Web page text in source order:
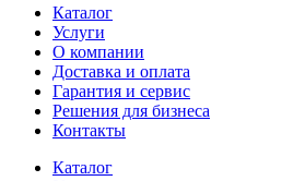
Каталог
Услуги
О компании
Доставка и оплата
Гарантия и сервис
Решения для бизнеса
Контакты
Каталог